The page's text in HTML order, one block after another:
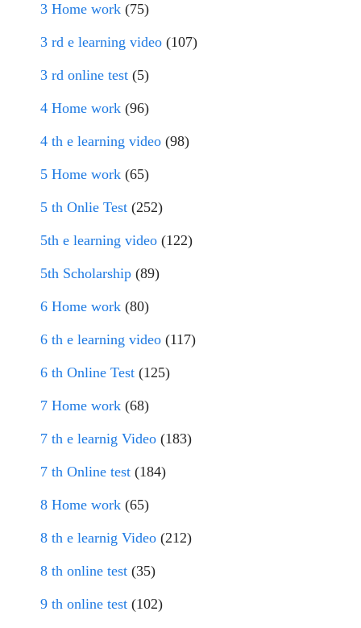
3 Home work (75)
3 rd e learning video (107)
3 rd online test (5)
4 Home work (96)
4 th e learning video (98)
5 Home work (65)
5 th Onlie Test (252)
5th e learning video (122)
5th Scholarship (89)
6 Home work (80)
6 th e learning video (117)
6 th Online Test (125)
7 Home work (68)
7 th e learnig Video (183)
7 th Online test (184)
8 Home work (65)
8 th e learnig Video (212)
8 th online test (35)
9 th online test (102)